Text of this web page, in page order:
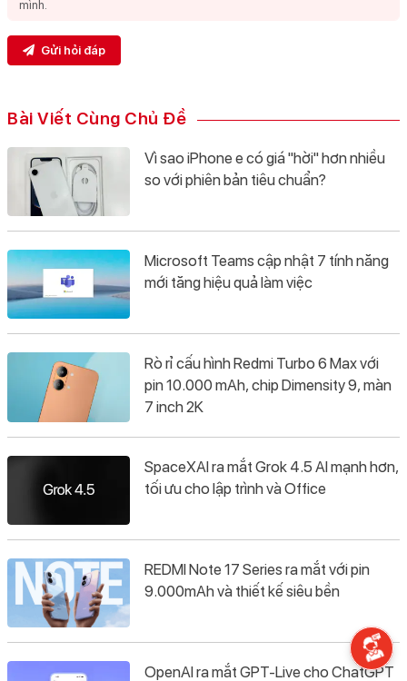
Gửi hỏi đáp
Bài Viết Cùng Chủ Đề
Vì sao iPhone e có giá "hời" hơn nhiều
so với phiên bản tiêu chuẩn?
Microsoft Teams cập nhật 7 tính năng
mới tăng hiệu quả làm việc
Rò rỉ cấu hình Redmi Turbo 6 Max với
pin 10.000 mAh, chip Dimensity 9, màn
7 inch 2K
SpaceXAI ra mắt Grok 4.5 AI mạnh hơn,
tối ưu cho lập trình và Office
REDMI Note 17 Series ra mắt với pin
9.000mAh và thiết kế siêu bền
OpenAI ra mắt GPT-Live cho ChatGPT